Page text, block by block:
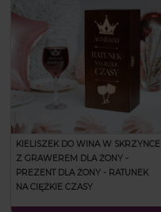
KIELISZEK DO WINA W SKRZYNCE
Z GRAWEREM DLA ŻONY -
PREZENT DLA ŻONY - RATUNEK
NA CIĘŻKIE CZASY